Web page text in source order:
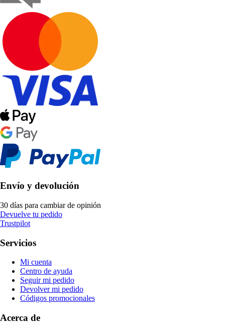
Envío y devolución
30 días para cambiar de opinión
Devuelve tu pedido
Trustpilot
Servicios
Mi cuenta
Centro de ayuda
Seguir mi pedido
Devolver mi pedido
Códigos promocionales
Acerca de